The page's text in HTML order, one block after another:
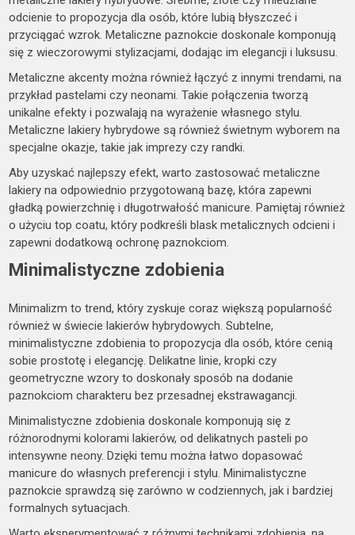
odcienie to propozycja dla osób, które lubią błyszczeć i
przyciągać wzrok. Metaliczne paznokcie doskonale komponują
się z wieczorowymi stylizacjami, dodając im elegancji i luksusu.
Metaliczne akcenty można również łączyć z innymi trendami, na
przykład pastelami czy neonami. Takie połączenia tworzą
unikalne efekty i pozwalają na wyrażenie własnego stylu.
Metaliczne lakiery hybrydowe są również świetnym wyborem na
specjalne okazje, takie jak imprezy czy randki.
Aby uzyskać najlepszy efekt, warto zastosować metaliczne
lakiery na odpowiednio przygotowaną bazę, która zapewni
gładką powierzchnię i długotrwałość manicure. Pamiętaj również
o użyciu top coatu, który podkreśli blask metalicznych odcieni i
zapewni dodatkową ochronę paznokciom.
Minimalistyczne zdobienia
Minimalizm to trend, który zyskuje coraz większą popularność
również w świecie lakierów hybrydowych. Subtelne,
minimalistyczne zdobienia to propozycja dla osób, które cenią
sobie prostotę i elegancję. Delikatne linie, kropki czy
geometryczne wzory to doskonały sposób na dodanie
paznokciom charakteru bez przesadnej ekstrawagancji.
Minimalistyczne zdobienia doskonale komponują się z
różnorodnymi kolorami lakierów, od delikatnych pasteli po
intensywne neony. Dzięki temu można łatwo dopasować
manicure do własnych preferencji i stylu. Minimalistyczne
paznokcie sprawdzą się zarówno w codziennych, jak i bardziej
formalnych sytuacjach.